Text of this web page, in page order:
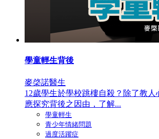
學童輕生背後
麥棨諾醫生
12歲學生於學校跳樓自殺？除了教人
應探究背後之因由，了解...
學童輕生
青少年情緒問題
過度活躍症